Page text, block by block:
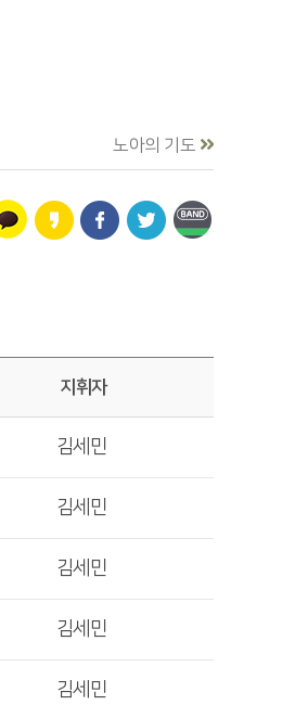
노아의 기도
지휘자
김세민
김세민
김세민
김세민
김세민